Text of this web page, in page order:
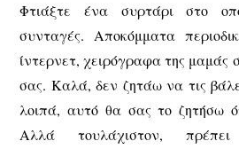
Φτιάξτε ένα συρτάρι στο
συνταγές. Αποκόμματα
ίντερνετ, χειρόγραφα της μαμάς
σας. Καλά, δεν ζητάω να τις
λοιπά, αυτό θα σας το ζητήσω
Αλλά τουλάχιστον,